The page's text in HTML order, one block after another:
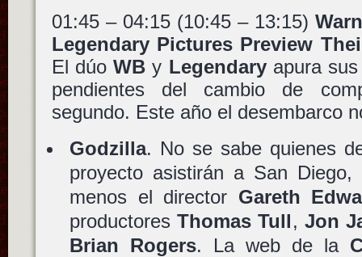
01:45 – 04:15 (10:45 – 13:15)
Legendary Pictures Preview
El dúoWB y Legendaryapura sus
pendientes del cambio de
segundo. Este año el desembarco
Godzilla. No se sabe quienes
proyecto asistirán a San
menos el director Gareth
productoresThomas Tull, Jon
Brian Rogers. La web de la